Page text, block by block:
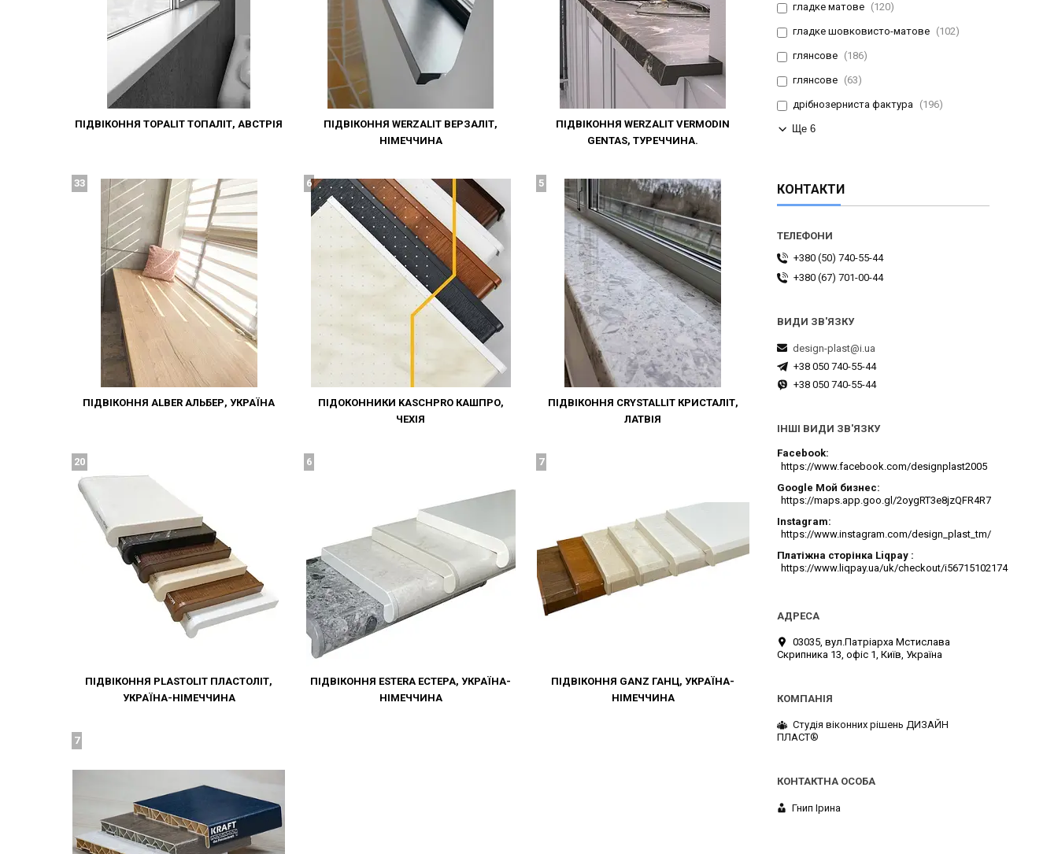
ПІДВІКОННЯ TOPALIT ТОПАЛІТ, АВСТРІЯ
ПІДВІКОННЯ WERZALIT ВЕРЗАЛІТ,
НІМЕЧЧИНА
ПІДВІКОННЯ WERZALIT VERMODIN
GENTAS, ТУРЕЧЧИНА.
ПІДВІКОННЯ ALBER АЛЬБЕР, УКРАЇНА
33
ПІДОКОННИКИ KASCHPRO КАШПРО,
ЧЕХІЯ
6
ПІДВІКОННЯ CRYSTALLIT КРИСТАЛІТ,
ЛАТВІЯ
5
ПІДВІКОННЯ PLASTOLIT ПЛАСТОЛІТ,
УКРАЇНА-НІМЕЧЧИНА
20
ПІДВІКОННЯ ESTERA ЕСТЕРА, УКРАЇНА-
НІМЕЧЧИНА
6
ПІДВІКОННЯ GANZ ГАНЦ, УКРАЇНА-
НІМЕЧЧИНА
7
7
гладке матове
120
гладке шовковисто-матове 102
глянсове 186
глянсове 63
дрібнозерниста фактура 196
Ще 6
КОНТАКТИ
+380 (50) 740-55-44
+380 (67) 701-00-44
design-plast@i.ua
+38 050 740-55-44
+38 050 740-55-44
ІНШІ ВИДИ ЗВ'ЯЗКУ
Facebook
https://www.facebook.com/designplast2005
Google Мой бизнес
https://maps.app.goo.gl/2oygRT3e8jzQFR4R7
Instagram
https://www.instagram.com/design_plast_tm/
Платіжна сторінка Liqpay
https://www.liqpay.ua/uk/checkout/i56715102174
03035, вул.Патріарха Мстислава
Скрипника 13, офіс 1, Київ, Україна
Студія віконних рішень ДИЗАЙН
ПЛАСТ®
Гнип Ірина